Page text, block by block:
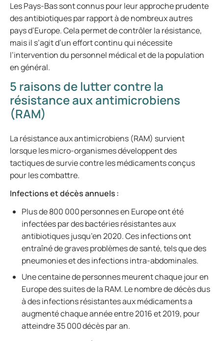
Les Pays-Bas sont connus pour leur approche prudente
des antibiotiques par rapport à de nombreux autres
pays d’Europe. Cela permet de contrôler la résistance,
mais il s’agit d’un effort continu qui nécessite
l’intervention du personnel médical et de la population
en général.
5 raisons de lutter contre la
résistance aux antimicrobiens
(RAM)
La résistance aux antimicrobiens (RAM) survient
lorsque les micro-organismes développent des
tactiques de survie contre les médicaments conçus
pour les combattre.
Infections et décès annuels :
Plus de 800 000 personnes en Europe ont été
infectées par des bactéries résistantes aux
antibiotiques jusqu’en 2020. Ces infections ont
entraîné de graves problèmes de santé, tels que des
pneumonies et des infections intra-abdominales.
Une centaine de personnes meurent chaque jour en
Europe des suites de la RAM. Le nombre de décès dus
à des infections résistantes aux médicaments a
augmenté chaque année entre 2016 et 2019, pour
atteindre 35 000 décès par an.